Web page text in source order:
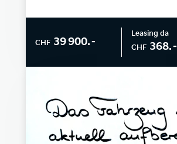
CHF 39 900.–
Leasing da
CHF 368.–